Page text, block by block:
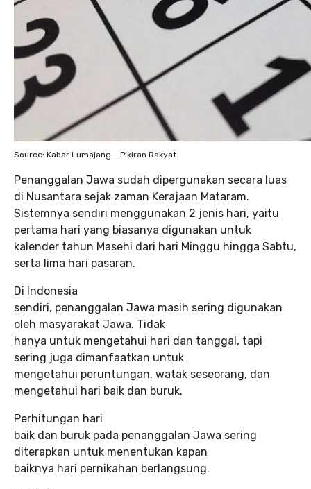
Source: Kabar Lumajang – Pikiran Rakyat
Penanggalan Jawa sudah dipergunakan secara luas
di Nusantara sejak zaman Kerajaan Mataram.
Sistemnya sendiri menggunakan 2 jenis hari, yaitu
pertama hari yang biasanya digunakan untuk
kalender tahun Masehi dari hari Minggu hingga Sabtu,
serta lima hari pasaran.
Di Indonesia
sendiri, penanggalan Jawa masih sering digunakan
oleh masyarakat Jawa. Tidak
hanya untuk mengetahui hari dan tanggal, tapi
sering juga dimanfaatkan untuk
mengetahui peruntungan, watak seseorang, dan
mengetahui hari baik dan buruk.
Perhitungan hari
baik dan buruk pada penanggalan Jawa sering
diterapkan untuk menentukan kapan
baiknya hari pernikahan berlangsung.